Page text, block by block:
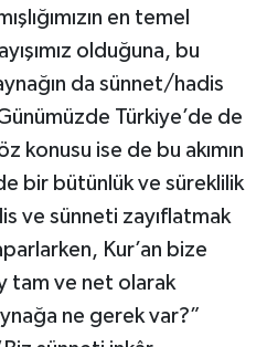
en temel
olduğuna, bu
da sünnet/hadis
Türkiye’de de
konusu ise de bu akımın
bir bütünlük ve süreklilik
ve sünneti zayıflatmak
Kur’an bize
tam ve net olarak
ne gerek var?”